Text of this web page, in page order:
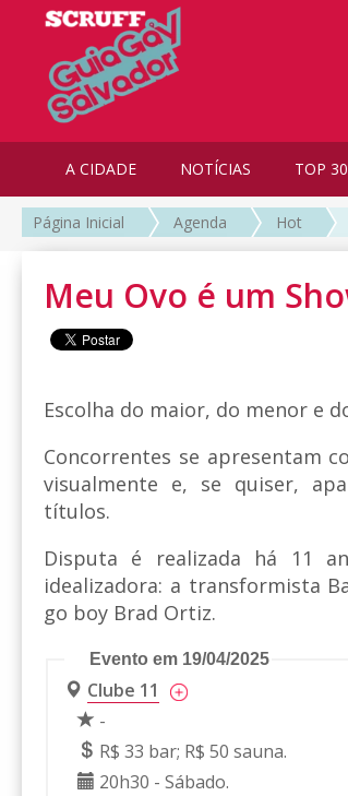
A CIDADE NOTÍCIAS TOP
Página Inicial Agenda Hot
Meu Ovo é um
Escolha do maior, do menor e
Concorrentes se apresentam
visualmente e, se quiser,
títulos.
Disputa é realizada há 11
idealizadora: a transformista
go boy Brad Ortiz.
Evento em 19/04/2025
Clube 11
-
R$ 33 bar; R$ 50 sauna.
20h30 - Sábado.